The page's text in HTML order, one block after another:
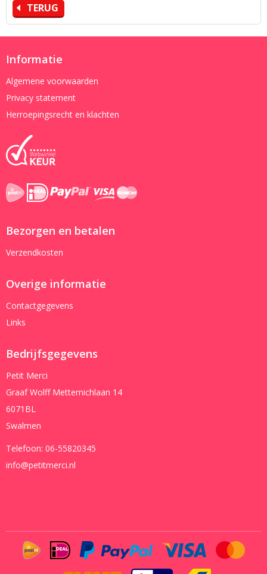
TERUG
Informatie
Algemene voorwaarden
Privacy statement
Herroepingsrecht en klachten
Bezorgen en betalen
Verzendkosten
Overige informatie
Contactgegevens
Links
Bedrijfsgegevens
Petit Merci
Graaf Wolff Metternichlaan 14
6071BL
Swalmen
Telefoon: 06-55820345
info@petitmerci.nl